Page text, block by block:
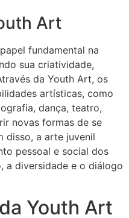
Art
fundamental na
sua criatividade,
da Youth Art, os
artísticas, como
dança, teatro,
novas formas de se
disso, a arte juvenil
pessoal e social dos
a diversidade e o diálogo
Youth Art